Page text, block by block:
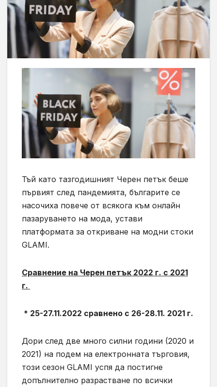
Тъй като тазгодишният Черен петък беше
първият след пандемията, българите се
насочиха повече от всякога към онлайн
пазаруването на мода, устави
платформата за откриване на модни стоки
GLAMI.
Сравнение на Черен петък 2022 г. с 2021
г.
* 25-27.11.2022 сравнено с 26-28.11. 2021 г.
Дори след две много силни години (2020 и
2021) на подем на електронната търговия,
този сезон GLAMI успя да постигне
допълнително разрастване по всички